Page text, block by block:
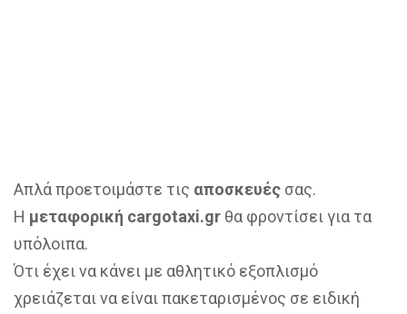
Απλά προετοιμάστε τις αποσκευές σας.
Η μεταφορική cargotaxi.gr θα φροντίσει για τα
υπόλοιπα.
Ότι έχει να κάνει με αθλητικό εξοπλισμό
χρειάζεται να είναι πακεταρισμένος σε ειδική